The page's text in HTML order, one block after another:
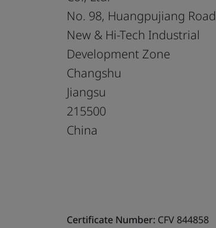
No. 98, Huangpujiang Road
New & Hi-Tech Industrial
Development Zone
Changshu
Jiangsu
215500
China
Certificate Number: CFV 844858